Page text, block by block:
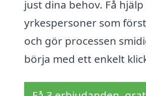
just dina behov. Få
yrkespersoner som
och gör processen
börja med ett enkelt